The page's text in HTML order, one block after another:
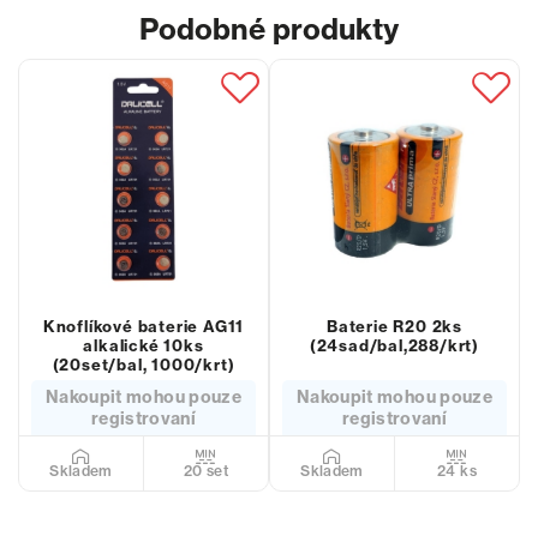
Podobné produkty
Knoflíkové baterie AG11
alkalické 10ks
(20set/bal, 1000/krt)
Nakoupit mohou pouze
registrovaní
Skladem 20 set
Baterie R20 2ks
(24sad/bal,288/krt)
Nakoupit mohou pouze
registrovaní
Skladem 24 ks